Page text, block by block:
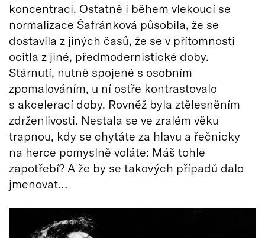
koncentraci. Ostatně i během vlekoucí se
normalizace Šafránková působila, že se
dostavila z jiných časů, že se v přítomnosti
ocitla z jiné, předmodernistické doby.
Stárnutí, nutně spojené s osobním
zpomalováním, u ní ostře kontrastovalo
s akcelerací doby. Rovněž byla ztělesněním
zdrženlivosti. Nestala se ve zralém věku
trapnou, kdy se chytáte za hlavu a řečnicky
na herce pomyslně voláte: Máš tohle
zapotřebí? A že by se takových případů dalo
jmenovat…